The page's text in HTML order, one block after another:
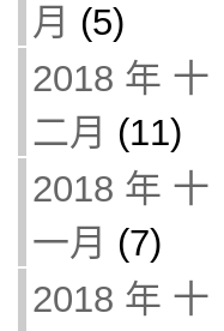
月 (5)
2018 年 十
二月 (11)
2018 年 十
一月 (7)
2018 年 十